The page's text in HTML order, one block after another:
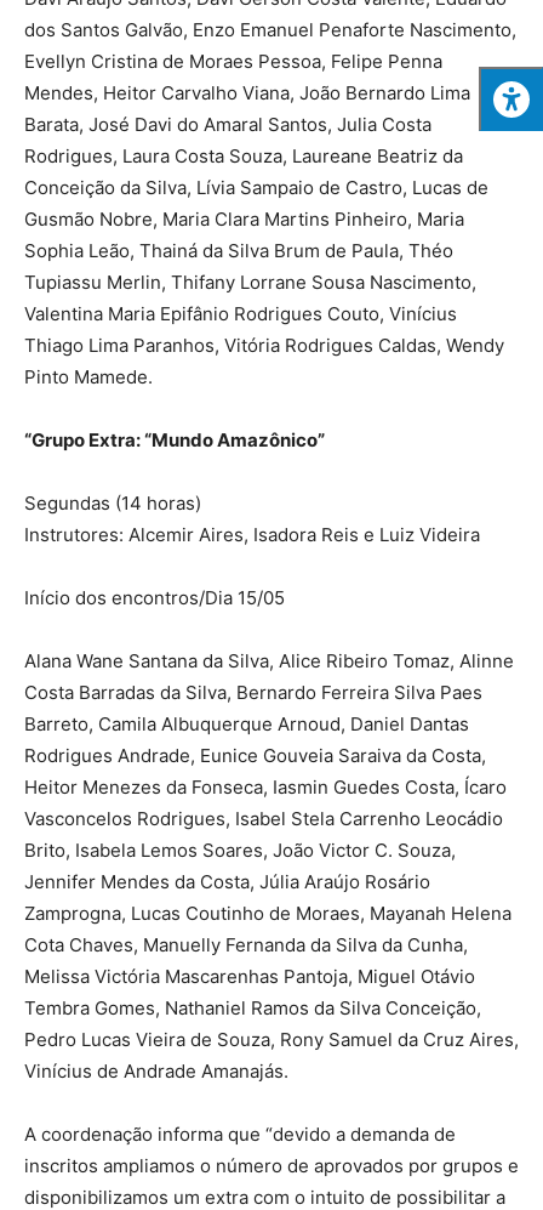
dos Santos Galvão, Enzo Emanuel Penaforte Nascimento,
Evellyn Cristina de Moraes Pessoa, Felipe Penna
Mendes, Heitor Carvalho Viana, João Bernardo Lima
Barata, José Davi do Amaral Santos, Julia Costa
Rodrigues, Laura Costa Souza, Laureane Beatriz da
Conceição da Silva, Lívia Sampaio de Castro, Lucas de
Gusmão Nobre, Maria Clara Martins Pinheiro, Maria
Sophia Leão, Thainá da Silva Brum de Paula, Théo
Tupiassu Merlin, Thifany Lorrane Sousa Nascimento,
Valentina Maria Epifânio Rodrigues Couto, Vinícius
Thiago Lima Paranhos, Vitória Rodrigues Caldas, Wendy
Pinto Mamede.
“Grupo Extra: “Mundo Amazônico”
Segundas (14 horas)
Instrutores: Alcemir Aires, Isadora Reis e Luiz Videira
Início dos encontros/Dia 15/05
Alana Wane Santana da Silva, Alice Ribeiro Tomaz, Alinne
Costa Barradas da Silva, Bernardo Ferreira Silva Paes
Barreto, Camila Albuquerque Arnoud, Daniel Dantas
Rodrigues Andrade, Eunice Gouveia Saraiva da Costa,
Heitor Menezes da Fonseca, Iasmin Guedes Costa, Ícaro
Vasconcelos Rodrigues, Isabel Stela Carrenho Leocádio
Brito, Isabela Lemos Soares, João Victor C. Souza,
Jennifer Mendes da Costa, Júlia Araújo Rosário
Zamprogna, Lucas Coutinho de Moraes, Mayanah Helena
Cota Chaves, Manuelly Fernanda da Silva da Cunha,
Melissa Victória Mascarenhas Pantoja, Miguel Otávio
Tembra Gomes, Nathaniel Ramos da Silva Conceição,
Pedro Lucas Vieira de Souza, Rony Samuel da Cruz Aires,
Vinícius de Andrade Amanajás.
A coordenação informa que “devido a demanda de
inscritos ampliamos o número de aprovados por grupos e
disponibilizamos um extra com o intuito de possibilitar a